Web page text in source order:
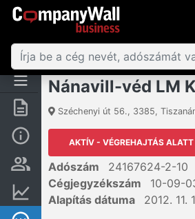
Összegzés
Alap információk
Személyek és tulajdonjog
Pénzügyi információk
Nánavill-véd LM
Széchenyi út 56., 3385,
AKTÍV - VÉGREHAJTÁS ALATT
Adószám
24167624-2-10
Cégjegyzékszám
10-09-
Alapítás dátuma
2012. 11.